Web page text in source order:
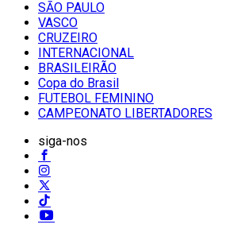
SĀO PAULO
VASCO
CRUZEIRO
INTERNACIONAL
BRASILEIRÃO
Copa do Brasil
FUTEBOL FEMININO
CAMPEONATO LIBERTADORES
siga-nos